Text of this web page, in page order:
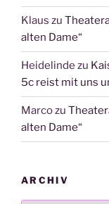
Klaus zu
alten Dame“
Heidelinde zu
5c reist mit uns
Marcozu
alten Dame“
ARCHIV